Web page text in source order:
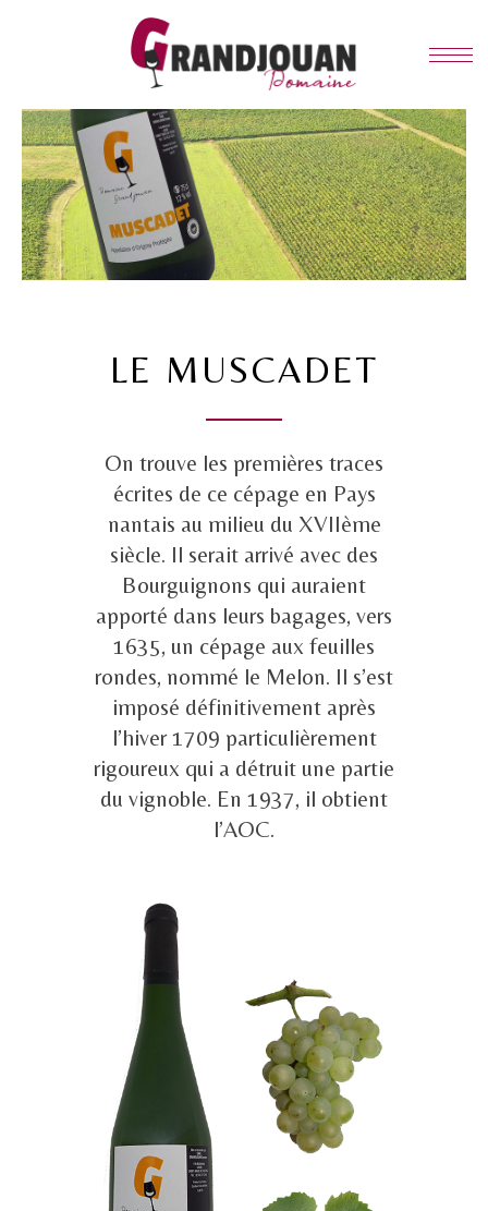
LE MUSCADET
On trouve les premières traces
écrites de ce cépage en Pays
nantais au milieu du XVIIème
siècle. Il serait arrivé avec des
Bourguignons qui auraient
apporté dans leurs bagages, vers
1635, un cépage aux feuilles
rondes, nommé le Melon. Il s’est
imposé définitivement après
l’hiver 1709 particulièrement
rigoureux qui a détruit une partie
du vignoble. En 1937, il obtient
l’AOC.